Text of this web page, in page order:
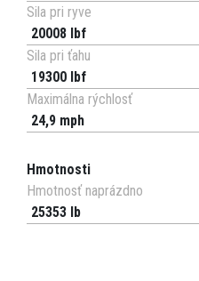
Sila pri ryve
20008 lbf
Sila pri ťahu
19300 lbf
Maximálna rýchlosť
24,9 mph
Hmotnosti
Hmotnosť naprázdno
25353 lb